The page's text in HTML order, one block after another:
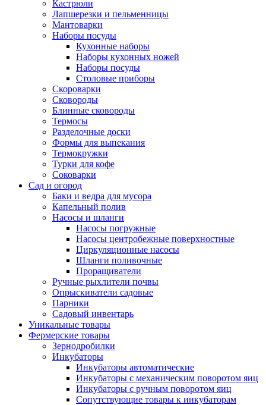
Кастрюли
Лапшерезки и пельменницы
Мантоварки
Наборы посуды
Кухонные наборы
Наборы кухонных ножей
Наборы посуды
Столовые приборы
Скороварки
Сковороды
Блинные сковороды
Термосы
Разделочные доски
Формы для выпекания
Термокружки
Турки для кофе
Соковарки
Сад и огород
Баки и ведра для мусора
Капельный полив
Насосы и шланги
Насосы погружные
Насосы центробежные поверхностные
Циркуляционные насосы
Шланги поливочные
Проращиватели
Ручные рыхлители почвы
Опрыскиватели садовые
Парники
Садовый инвентарь
Уникальные товары
Фермерские товары
Зернодробилки
Инкубаторы
Инкубаторы автоматические
Инкубаторы с механическим поворотом яиц
Инкубаторы с ручным поворотом яиц
Сопутствующие товары к инкубаторам